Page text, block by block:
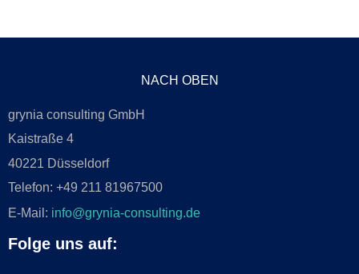
NACH OBEN
grynia consulting GmbH
Kaistraße 4
40221 Düsseldorf
Telefon: +49 211 81967500
E-Mail: info@grynia-consulting.de
Folge uns auf: